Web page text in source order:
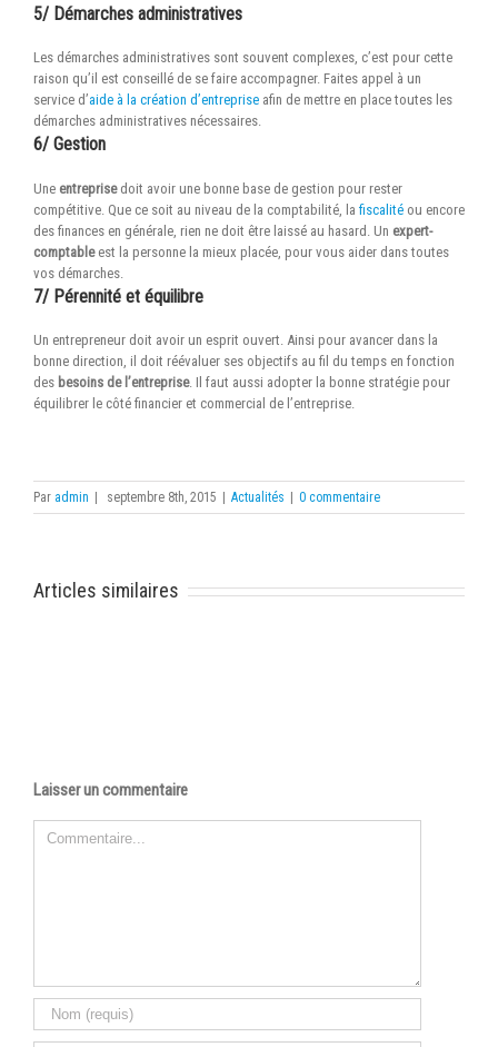
5/ Démarches administratives
Les démarches administratives sont souvent complexes, c’est pour cette
raison qu’il est conseillé de se faire accompagner. Faites appel à un
service d’aide à la création d’entreprise afin de mettre en place toutes les
démarches administratives nécessaires.
6/ Gestion
Une entreprise doit avoir une bonne base de gestion pour rester
compétitive. Que ce soit au niveau de la comptabilité, la fiscalité ou encore
des finances en générale, rien ne doit être laissé au hasard. Un expert-
comptable est la personne la mieux placée, pour vous aider dans toutes
vos démarches.
7/ Pérennité et équilibre
Un entrepreneur doit avoir un esprit ouvert. Ainsi pour avancer dans la
bonne direction, il doit réévaluer ses objectifs au fil du temps en fonction
des besoins de l’entreprise. Il faut aussi adopter la bonne stratégie pour
équilibrer le côté financier et commercial de l’entreprise.
Par admin septembre 8th, 2015 Actualités 0 commentaire
Articles similaires
Laisser un commentaire
Commentaire